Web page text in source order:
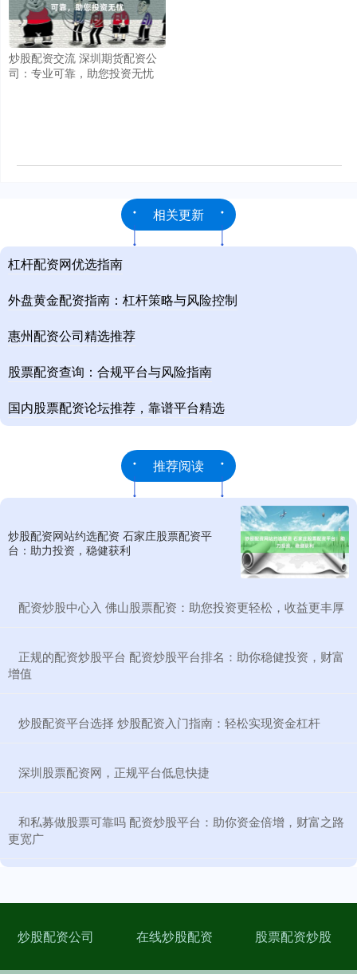
炒股配资交流 深圳期货配资公
司：专业可靠，助您投资无忧
相关更新
杠杆配资网优选指南
外盘黄金配资指南：杠杆策略与风险控制
惠州配资公司精选推荐
股票配资查询：合规平台与风险指南
国内股票配资论坛推荐，靠谱平台精选
推荐阅读
炒股配资网站约选配资 石家庄股票配资平
台：助力投资，稳健获利
​配资炒股中心入 佛山股票配资：助您投资更轻松，收益更丰厚
​正规的配资炒股平台 配资炒股平台排名：助你稳健投资，财富
增值
​炒股配资平台选择 炒股配资入门指南：轻松实现资金杠杆
​深圳股票配资网，正规平台低息快捷
​和私募做股票可靠吗 配资炒股平台：助你资金倍增，财富之路
更宽广
炒股配资公司 在线炒股配资 股票配资炒股